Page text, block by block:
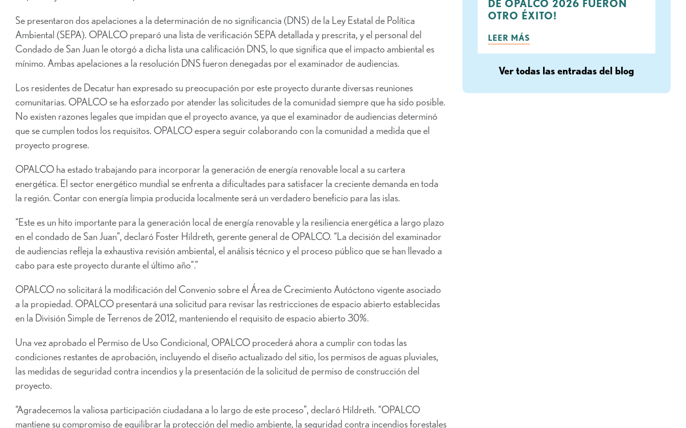
Se presentaron dos apelaciones a la determinación de no significancia (DNS) de la Ley Estatal de Política
Ambiental (SEPA). OPALCO preparó una lista de verificación SEPA detallada y prescrita, y el personal del
Condado de San Juan le otorgó a dicha lista una calificación DNS, lo que significa que el impacto ambiental es
mínimo. Ambas apelaciones a la resolución DNS fueron denegadas por el examinador de audiencias.
Los residentes de Decatur han expresado su preocupación por este proyecto durante diversas reuniones
comunitarias. OPALCO se ha esforzado por atender las solicitudes de la comunidad siempre que ha sido posible.
No existen razones legales que impidan que el proyecto avance, ya que el examinador de audiencias determinó
que se cumplen todos los requisitos. OPALCO espera seguir colaborando con la comunidad a medida que el
proyecto progrese.
OPALCO ha estado trabajando para incorporar la generación de energía renovable local a su cartera
energética. El sector energético mundial se enfrenta a dificultades para satisfacer la creciente demanda en toda
la región. Contar con energía limpia producida localmente será un verdadero beneficio para las islas.
“Este es un hito importante para la generación local de energía renovable y la resiliencia energética a largo plazo
en el condado de San Juan”, declaró Foster Hildreth, gerente general de OPALCO. “La decisión del examinador
de audiencias refleja la exhaustiva revisión ambiental, el análisis técnico y el proceso público que se han llevado a
cabo para este proyecto durante el último año”.”
OPALCO no solicitará la modificación del Convenio sobre el Área de Crecimiento Autóctono vigente asociado
a la propiedad. OPALCO presentará una solicitud para revisar las restricciones de espacio abierto establecidas
en la División Simple de Terrenos de 2012, manteniendo el requisito de espacio abierto 30%.
Una vez aprobado el Permiso de Uso Condicional, OPALCO procederá ahora a cumplir con todas las
condiciones restantes de aprobación, incluyendo el diseño actualizado del sitio, los permisos de aguas pluviales,
las medidas de seguridad contra incendios y la presentación de la solicitud de permiso de construcción del
proyecto.
“Agradecemos la valiosa participación ciudadana a lo largo de este proceso”, declaró Hildreth. “OPALCO
mantiene su compromiso de equilibrar la protección del medio ambiente, la seguridad contra incendios forestales
DE OPALCO 2026 FUERON
OTRO ÉXITO!
LEER MÁS
Ver todas las entradas del blog